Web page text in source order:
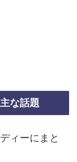
な話題
ィーにまと